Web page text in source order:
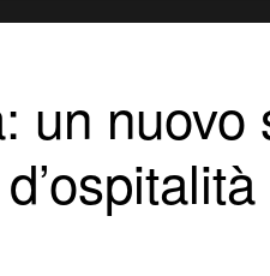
un nuovo